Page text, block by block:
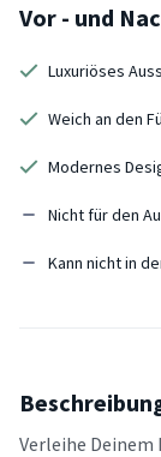
Vor - und
Luxuriöses
Weich an den
Modernes
Nicht für den
Kann nicht in
Verleihe